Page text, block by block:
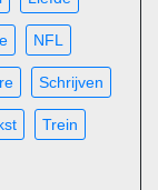
NFL
Schrijven
Trein